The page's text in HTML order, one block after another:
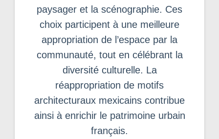
paysager et la scénographie. Ces
choix participent à une meilleure
appropriation de l’espace par la
communauté, tout en célébrant la
diversité culturelle. La
réappropriation de motifs
architecturaux mexicains contribue
ainsi à enrichir le patrimoine urbain
français.